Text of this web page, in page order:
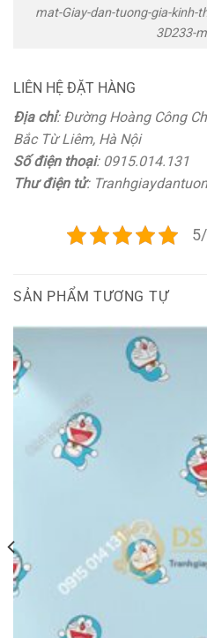
mat-Giay-dan-tuong-gia-kinh-
3D233-
LIÊN HỆ ĐẶT HÀNG
Địa chỉ: Đường Hoàng Công
Bắc Từ Liêm, Hà Nội
Số điện thoại: 0915.014.131
Thư điện tử:
SẢN PHẨM TƯƠNG TỰ